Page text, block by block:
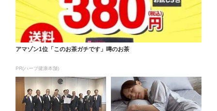
アマゾン1位「このお茶ガチです」噂のお茶
PR(ハーブ健康本舗)